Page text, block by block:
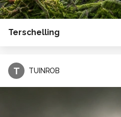
Terschelling
T TUINROB